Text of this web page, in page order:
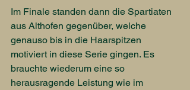
Im Finale standen dann die Spartiaten
aus Althofen gegenüber, welche
genauso bis in die Haarspitzen
motiviert in diese Serie gingen. Es
brauchte wiederum eine so
herausragende Leistung wie im